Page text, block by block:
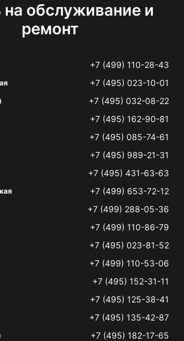
на обслуживание и
ремонт
+7 (499) 110-28-43
+7 (495) 023-10-01
+7 (495) 032-08-22
+7 (495) 162-90-81
+7 (495) 085-74-61
+7 (495) 989-21-31
+7 (495) 431-63-63
+7 (499) 653-72-12
+7 (499) 288-05-36
+7 (499) 110-86-79
+7 (495) 023-81-52
+7 (499) 110-53-06
+7 (495) 152-31-11
+7 (495) 125-38-41
+7 (495) 135-42-87
+7 (495) 182-17-65